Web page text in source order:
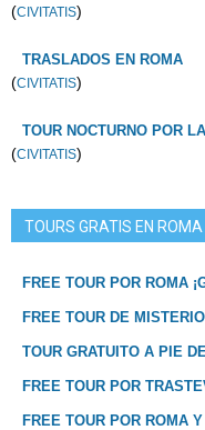
(CIVITATIS)
TRASLADOS EN ROMA
(CIVITATIS)
TOUR NOCTURNO POR
(CIVITATIS)
TOURS GRATIS EN
FREE TOUR POR ROMA
FREE TOUR DE
TOUR GRATUITO A PIE
FREE TOUR POR
FREE TOUR POR ROMA